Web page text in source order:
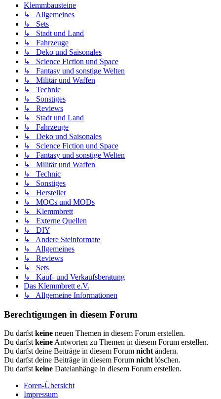
Klemmbausteine
↳ Allgemeines
↳ Sets
↳ Stadt und Land
↳ Fahrzeuge
↳ Deko und Saisonales
↳ Science Fiction und Space
↳ Fantasy und sonstige Welten
↳ Militär und Waffen
↳ Technic
↳ Sonstiges
↳ Reviews
↳ Stadt und Land
↳ Fahrzeuge
↳ Deko und Saisonales
↳ Science Fiction und Space
↳ Fantasy und sonstige Welten
↳ Militär und Waffen
↳ Technic
↳ Sonstiges
↳ Hersteller
↳ MOCs und MODs
↳ Klemmbrett
↳ Externe Quellen
↳ DIY
↳ Andere Steinformate
↳ Allgemeines
↳ Reviews
↳ Sets
↳ Kauf- und Verkaufsberatung
Das Klemmbrett e.V.
↳ Allgemeine Informationen
Berechtigungen in diesem Forum
Du darfst keine neuen Themen in diesem Forum erstellen.
Du darfst keine Antworten zu Themen in diesem Forum erstellen.
Du darfst deine Beiträge in diesem Forum nicht ändern.
Du darfst deine Beiträge in diesem Forum nicht löschen.
Du darfst keine Dateianhänge in diesem Forum erstellen.
Foren-Übersicht
Impressum